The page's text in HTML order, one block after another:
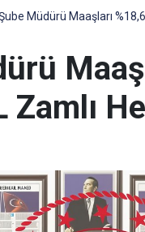
Müdürü Maaşları